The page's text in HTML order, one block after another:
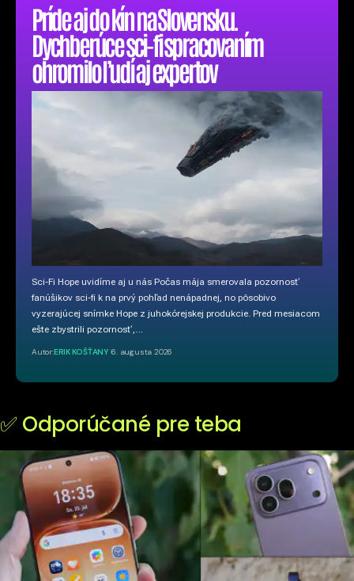
Príde aj do kín na Slovensku.
Dychberúce sci-fi spracovaním
ohromilo ľudí aj expertov
Sci-Fi Hope uvidíme aj u nás Počas mája smerovala pozornosť
fanúšikov sci-fi k na prvý pohľad nenápadnej, no pôsobivo
vyzerajúcej snímke Hope z juhokórejskej produkcie. Pred mesiacom
ešte zbystrili pozornosť,…
Autor:ERIK KOŠŤANY 6. augusta 2026
✅ Odporúčané pre teba